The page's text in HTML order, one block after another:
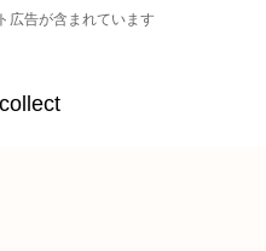
広告が含まれています